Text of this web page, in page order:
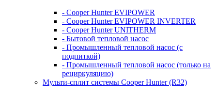
- Cooper Hunter EVIPOWER
- Cooper Hunter EVIPOWER INVERTER
- Cooper Hunter UNITHERM
- Бытовой тепловой насос
- Промышленный тепловой насос (с
подпиткой)
- Промышленный тепловой насос (только на
рециркуляцию)
Мульти-сплит системы Cooper Hunter (R32)